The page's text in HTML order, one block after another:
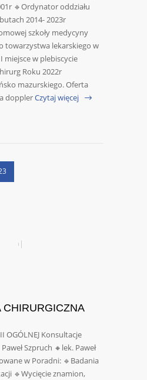
🔹Ordynator oddziału
2014- 2023r
szkoły medycyny
towarzystwa lekarskiego w
miejsce w plebiscycie
Roku 2022r
mazurskiego. Oferta
dopplerCzytaj więcej
CHIRURGICZNA
OGÓLNEJ Konsultacje
Szpruch 🔸lek. Paweł
w Poradni: 🔹Badania
🔹Wycięcie znamion,